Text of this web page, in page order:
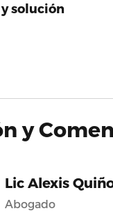
solución
y
Lic Alexis
Abogado